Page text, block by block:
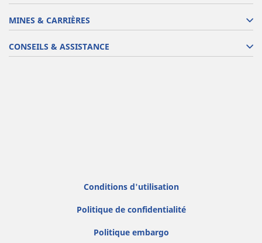
MINES & CARRIÈRES
CONSEILS & ASSISTANCE
Conditions d'utilisation
Politique de confidentialité
Politique embargo